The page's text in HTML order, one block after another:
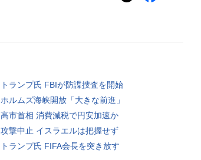
トランプ氏 FBIが防諜捜査を開始
ホルムズ海峡開放「大きな前進」
高市首相 消費減税で円安加速か
攻撃中止 イスラエルは把握せず
トランプ氏 FIFA会長を突き放す